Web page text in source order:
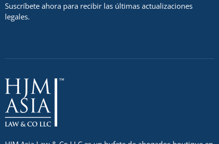
Suscríbete ahora para recibir las últimas actualizaciones
legales.